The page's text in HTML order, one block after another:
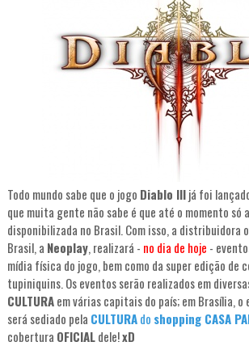
Todo mundo sabe que o jogo Diablo IIIjá foi
que muita gente não sabe é que até o momento só a
disponibilizada no Brasil. Com isso, a distribuidora
Brasil, a Neoplay, realizará - no dia de hoje -
mídia física do jogo, bem como da super edição de
tupiniquins. Os eventos serão realizados em
CULTURAem várias capitais do país; em Brasília, o
será sediado pela CULTURAdo shopping CASA
cobertura OFICIALdele!xD